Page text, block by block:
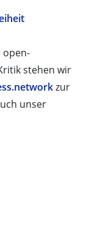
open-
stehen wir
zur
unser